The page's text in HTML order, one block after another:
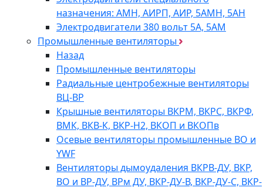
назначения: АМН, АИРП, АИР, 5АМН, 5АН
Электродвигатели 380 вольт 5А, 5АМ
Промышленные вентиляторы
Назад
Промышленные вентиляторы
Радиальные центробежные вентиляторы
ВЦ-ВР
Крышные вентиляторы ВКРМ, ВКРС, ВКРФ,
ВМК, ВКВ-К, ВКР-Н2, ВКОП и ВКОПв
Осевые вентиляторы промышленные ВО и
YWF
Вентиляторы дымоудаления ВКРВ-ДУ, ВКР,
ВО и ВР-ДУ, ВРм ДУ, ВКР-ДУ-В, ВКР-ДУ-С, ВКР-